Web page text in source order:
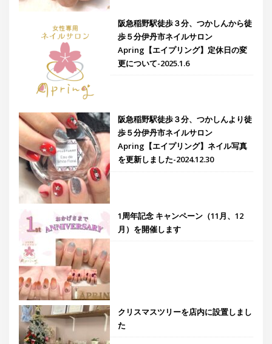
阪急稲野駅徒歩３分、つかしんから徒
歩５分伊丹市ネイルサロン
Apring【エイプリング】定休日の変
更について-2025.1.6
阪急稲野駅徒歩３分、つかしんより徒
歩５分伊丹市ネイルサロン
Apring【エイプリング】ネイル写真
を更新しました-2024.12.30
1周年記念 キャンペーン（11月、12
月）を開催します
クリスマスツリーを店内に設置しまし
た